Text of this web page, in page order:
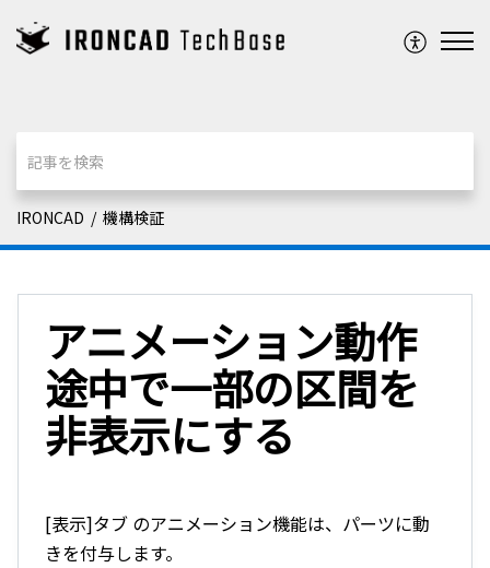
IRONCAD 機構検証
アニメーション動作
途中で一部の区間を
非表示にする
[表示]タブ のアニメーション機能は、パーツに動
きを付与します。